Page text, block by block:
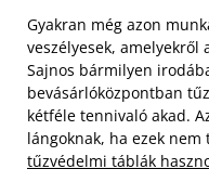
Gyakran még azon
veszélyesek,
Sajnos bármilyen
bevásárlóközpontban
kétféle tennivaló akad.
lángoknak, ha ezek
tűzvédelmi táblák